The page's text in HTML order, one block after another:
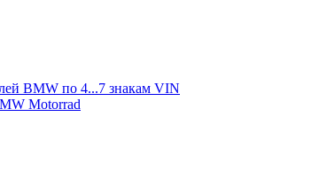
BMW по 4...7 знакам VIN
Motorrad